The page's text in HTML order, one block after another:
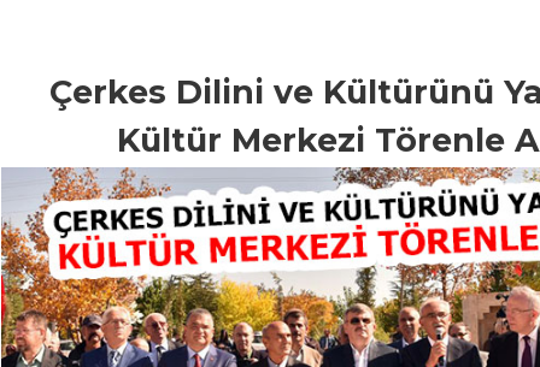
Çerkes Dilini ve Kültürünü
Kültür Merkezi Törenle